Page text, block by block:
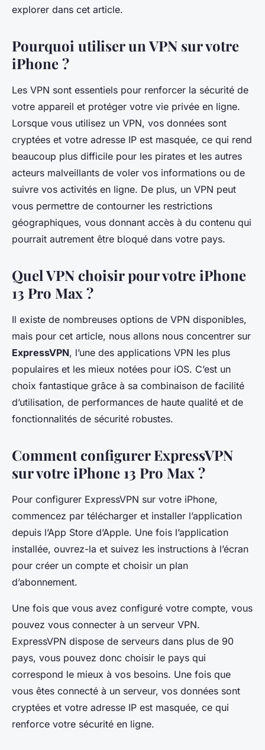
explorer dans cet article.
Pourquoi utiliser un VPN sur votre
iPhone ?
Les VPN sont essentiels pour renforcer la sécurité de
votre appareil et protéger votre vie privée en ligne.
Lorsque vous utilisez un VPN, vos données sont
cryptées et votre adresse IP est masquée, ce qui rend
beaucoup plus difficile pour les pirates et les autres
acteurs malveillants de voler vos informations ou de
suivre vos activités en ligne. De plus, un VPN peut
vous permettre de contourner les restrictions
géographiques, vous donnant accès à du contenu qui
pourrait autrement être bloqué dans votre pays.
Quel VPN choisir pour votre iPhone
13 Pro Max ?
Il existe de nombreuses options de VPN disponibles,
mais pour cet article, nous allons nous concentrer sur
ExpressVPN, l’une des applications VPN les plus
populaires et les mieux notées pour iOS. C’est un
choix fantastique grâce à sa combinaison de facilité
d’utilisation, de performances de haute qualité et de
fonctionnalités de sécurité robustes.
Comment configurer ExpressVPN
sur votre iPhone 13 Pro Max ?
Pour configurer ExpressVPN sur votre iPhone,
commencez par télécharger et installer l’application
depuis l’App Store d’Apple. Une fois l’application
installée, ouvrez-la et suivez les instructions à l’écran
pour créer un compte et choisir un plan
d’abonnement.
Une fois que vous avez configuré votre compte, vous
pouvez vous connecter à un serveur VPN.
ExpressVPN dispose de serveurs dans plus de 90
pays, vous pouvez donc choisir le pays qui
correspond le mieux à vos besoins. Une fois que
vous êtes connecté à un serveur, vos données sont
cryptées et votre adresse IP est masquée, ce qui
renforce votre sécurité en ligne.